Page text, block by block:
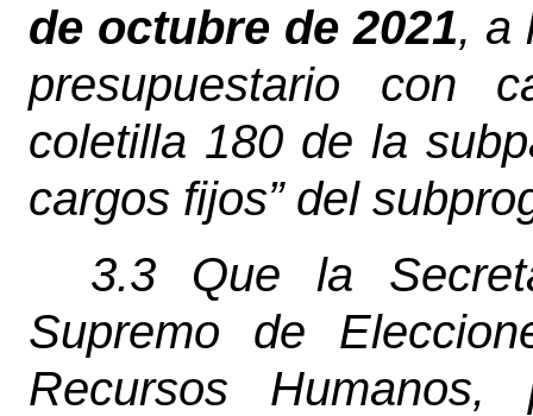
de octubre de 2021, a
presupuestario con
coletilla 180 de la
cargos fijos” del
3.3 Que la
Supremo de
Recursos